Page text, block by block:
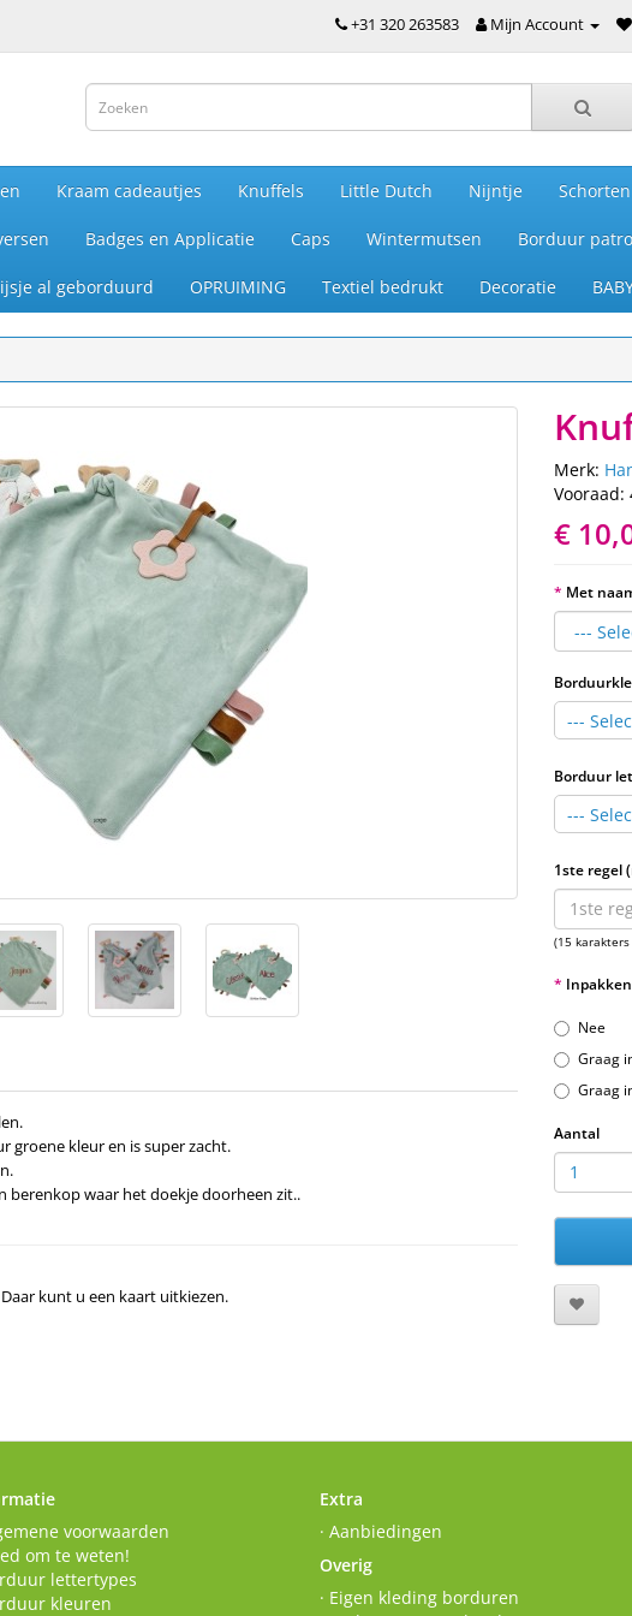
+31 320 263583 Mijn Account
Kraam cadeautjes Knuffels Little Dutch Nijntje Schorten
Badges en Applicatie Caps Wintermutsen Borduur
al geborduurd OPRUIMING Textiel bedrukt Decoratie
groene kleur en is super zacht.
berenkop waar het doekje doorheen zit..
Daar kunt u een kaart uitkiezen.
Merk:
Vooraad:
€
Met
---
Borduur
---
1ste regel
(15
Nee
Graag
Graag
Aantal
voorwaarden
om te weten!
lettertypes
kleuren
Extra
· Aanbiedingen
Overig
· Eigen kleding borduren